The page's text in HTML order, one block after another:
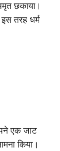
छकाया।
तरह धर्म
एक जाट
किया।